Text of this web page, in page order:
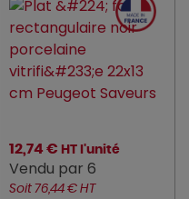
12,74 € HT l'unité
Vendu par 6
Soit 76,44 € HT